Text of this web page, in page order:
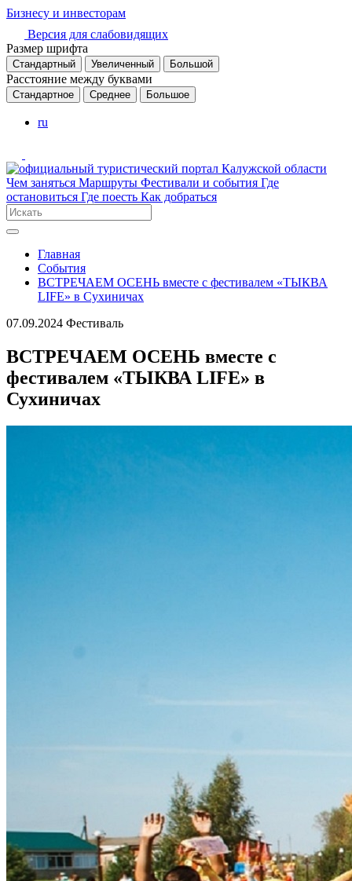
Бизнесу и инвесторам
Версия для слабовидящих
Размер шрифта
Стандартный Увеличенный Большой
Расстояние между буквами
Стандартное Среднее Большое
ru
Чем заняться Маршруты Фестивали и события Где
остановиться Где поесть Как добраться
Главная
События
ВСТРЕЧАЕМ ОСЕНЬ вместе с фестивалем «ТЫКВА
LIFE» в Сухиничах
07.09.2024 Фестиваль
ВСТРЕЧАЕМ ОСЕНЬ вместе с
фестивалем «ТЫКВА LIFE» в
Сухиничах